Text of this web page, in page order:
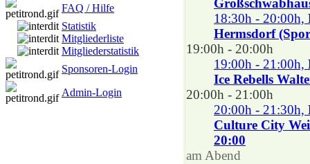
FAQ / Hilfe
Statistik
Mitgliederliste
Mitgliederstatistik
Sponsoren-Login
Admin-Login
18:30h - 20:00h,
Hermsdorf
19:00h - 20:00h
19:00h - 21:00h,
Ice Rebells
20:00h - 21:00h
20:00h - 21:30h,
Culture City
20:00
am Abend